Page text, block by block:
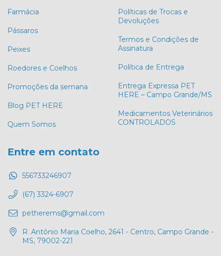
Farmácia
Pássaros
Peixes
Roedores e Coelhos
Promoções da semana
Blog PET HERE
Quem Somos
Políticas de Trocas e
Devoluções
Termos e Condições de
Assinatura
Política de Entrega
Entrega Expressa PET
HERE – Campo Grande/MS
Medicamentos Veterinários
CONTROLADOS
Entre em contato
556733246907
(67) 3324-6907
petherems@gmail.com
R. Antônio Maria Coelho, 2641 - Centro, Campo Grande -
MS, 79002-221